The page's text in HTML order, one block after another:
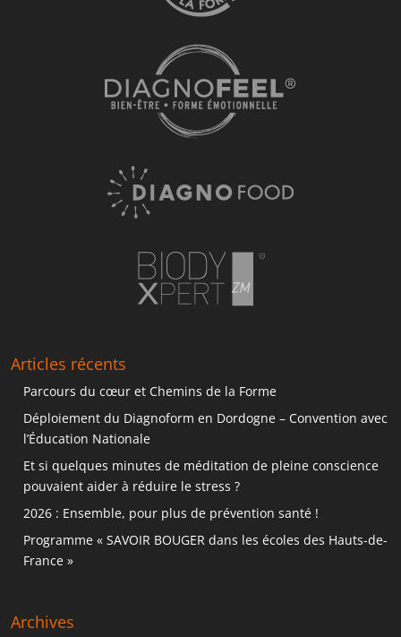
Articles récents
Parcours du cœur et Chemins de la Forme
Déploiement du Diagnoform en Dordogne – Convention avec
l’Éducation Nationale
Et si quelques minutes de méditation de pleine conscience
pouvaient aider à réduire le stress ?
2026 : Ensemble, pour plus de prévention santé !
Programme « SAVOIR BOUGER dans les écoles des Hauts-de-
France »
Archives